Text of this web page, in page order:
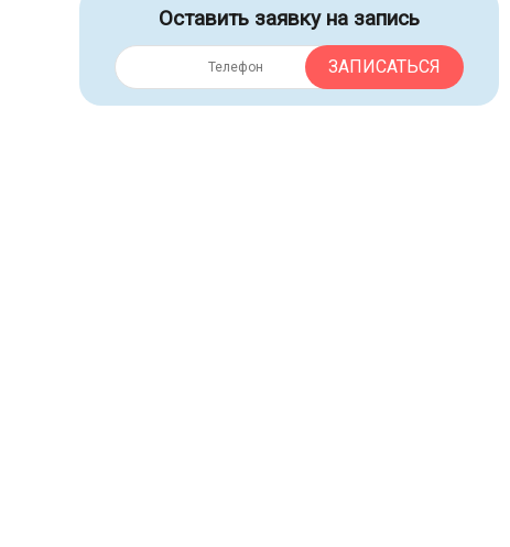
Оставить заявку на запись
ЗАПИСАТЬСЯ